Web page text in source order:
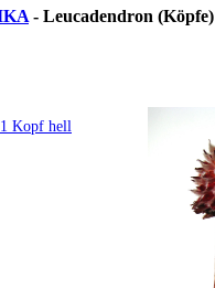
- Leucadendron (Köpfe)
Kopf hell